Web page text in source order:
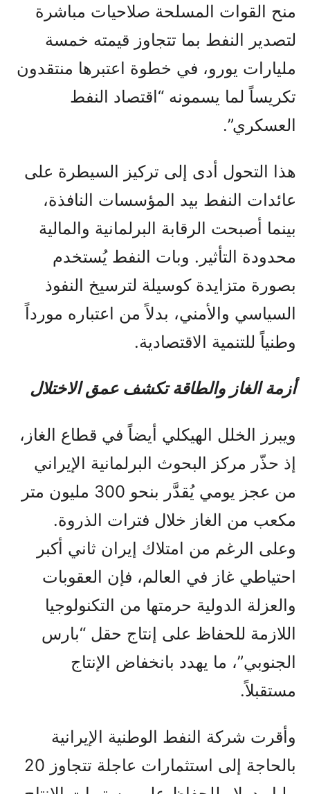
منح القوات المسلحة صلاحيات مباشرة
لتصدير النفط بما تتجاوز قيمته خمسة
مليارات يورو، في خطوة اعتبرها منتقدون
تكريساً لما يسمونه “اقتصاد النفط
العسكري”.
هذا التحول أدى إلى تركيز السيطرة على
عائدات النفط بيد المؤسسات النافذة،
بينما أصبحت الرقابة البرلمانية والمالية
محدودة التأثير. وبات النفط يُستخدم
بصورة متزايدة كوسيلة لترسيخ النفوذ
السياسي والأمني، بدلاً من اعتباره مورداً
وطنياً للتنمية الاقتصادية.
أزمة الغاز والطاقة تكشف عمق الاختلال
ويبرز الخلل الهيكلي أيضاً في قطاع الغاز،
إذ حذّر مركز البحوث البرلمانية الإيراني
من عجز يومي يُقدَّر بنحو 300 مليون متر
مكعب من الغاز خلال فترات الذروة.
وعلى الرغم من امتلاك إيران ثاني أكبر
احتياطي غاز في العالم، فإن العقوبات
والعزلة الدولية حرمتها من التكنولوجيا
اللازمة للحفاظ على إنتاج حقل “بارس
الجنوبي”، ما يهدد بانخفاض الإنتاج
مستقبلاً.
وأقرت شركة النفط الوطنية الإيرانية
بالحاجة إلى استثمارات عاجلة تتجاوز 20